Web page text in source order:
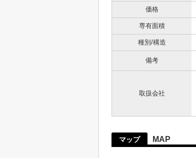
価格
専有面積
種別/構造
備考
取扱会社
マップ MAP